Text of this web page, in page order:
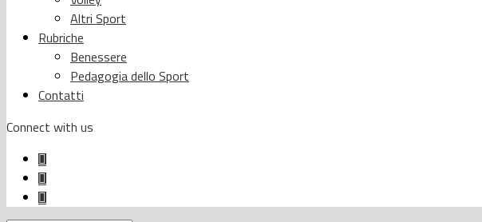
Altri Sport
Rubriche
Benessere
Pedagogia dello Sport
Contatti
Connect with us